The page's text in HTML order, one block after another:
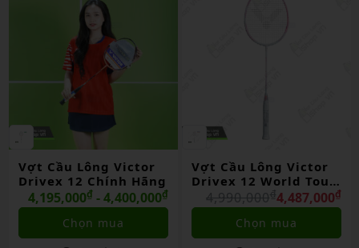
Vợt Cầu Lông Victor
Drivex 12 Chính Hãng
4,195,000₫ - 4,400,000₫
Chọn mua
Vợt Cầu Lông Victor
Drivex 12 World Tour
Final 2025 Lmt Chính
Hãng
4,487,000₫
4,990,000₫
Chọn mua